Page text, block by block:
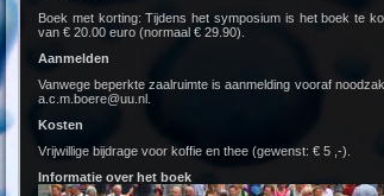
Boek met korting: Tijdens het symposium is het boek te
van € 20.00 euro (normaal € 29.90).
Aanmelden
Vanwege beperkte zaalruimte is aanmelding vooraf
a.c.m.boere@uu.nl.
Kosten
Vrijwillige bijdrage voor koffie en thee (gewenst: € 5 ,-).
Informatie over het boek